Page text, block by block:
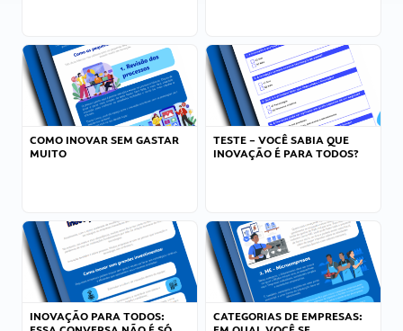
COMO INOVAR SEM GASTAR
MUITO
TESTE – VOCÊ SABIA QUE
INOVAÇÃO É PARA TODOS?
INOVAÇÃO PARA TODOS:
CATEGORIAS DE EMPRESAS: